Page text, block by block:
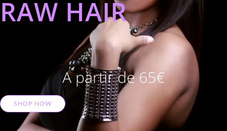
RAW HAIR
A partir de 65€
SHOP NOW